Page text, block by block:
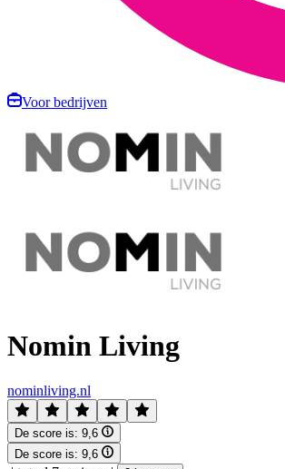
Voor bedrijven
Nomin Living
nominliving.nl
De score is: 9,6
De score is: 9,6